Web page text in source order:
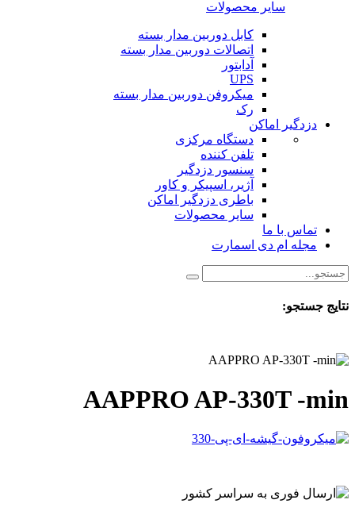
سایر محصولات
کابل دوربین مدار بسته
اتصالات دوربین مدار بسته
آدابتور
UPS
میکروفن دوربین مدار بسته
رک
دزدگیر اماکن
دستگاه مرکزی
تلفن کننده
سنسور دزدگیر
آژیر، اسپیکر و کاور
باطری دزدگیر اماکن
سایر محصولات
تماس با ما
مجله ام دی اسمارت
نتایج جستجو:
AAPPRO AP-330T -min